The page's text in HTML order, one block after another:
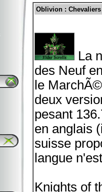
Oblivion :
La
des Neuf
le
deux
pesant
en anglais
suisse
langue
Knights of